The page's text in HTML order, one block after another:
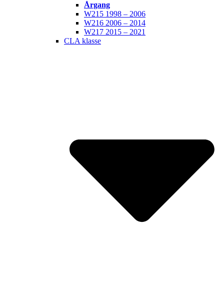
Årgang
W215 1998 – 2006
W216 2006 – 2014
W217 2015 – 2021
CLA klasse